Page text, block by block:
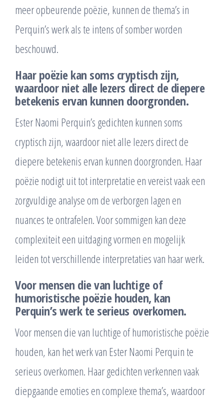
meer opbeurende poëzie, kunnen de thema’s in
Perquin’s werk als te intens of somber worden
beschouwd.
Haar poëzie kan soms cryptisch zijn,
waardoor niet alle lezers direct de diepere
betekenis ervan kunnen doorgronden.
Ester Naomi Perquin’s gedichten kunnen soms
cryptisch zijn, waardoor niet alle lezers direct de
diepere betekenis ervan kunnen doorgronden. Haar
poëzie nodigt uit tot interpretatie en vereist vaak een
zorgvuldige analyse om de verborgen lagen en
nuances te ontrafelen. Voor sommigen kan deze
complexiteit een uitdaging vormen en mogelijk
leiden tot verschillende interpretaties van haar werk.
Voor mensen die van luchtige of
humoristische poëzie houden, kan
Perquin’s werk te serieus overkomen.
Voor mensen die van luchtige of humoristische poëzie
houden, kan het werk van Ester Naomi Perquin te
serieus overkomen. Haar gedichten verkennen vaak
diepgaande emoties en complexe thema’s, waardoor